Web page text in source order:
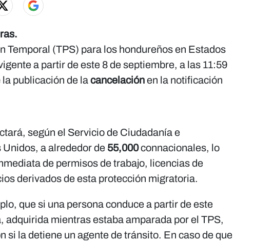
Temporal (TPS) para los hondureños en Estados
a partir de este 8 de septiembre, a las 11:59
publicación de lacancelaciónen la notificación
según el Servicio de Ciudadanía e
a alrededor de 55,000connacionales, lo
de permisos de trabajo, licencias de
derivados de esta protección migratoria.
que si una persona conduce a partir de este
adquirida mientras estaba amparada por el TPS,
si la detiene un agente de tránsito. En caso de que